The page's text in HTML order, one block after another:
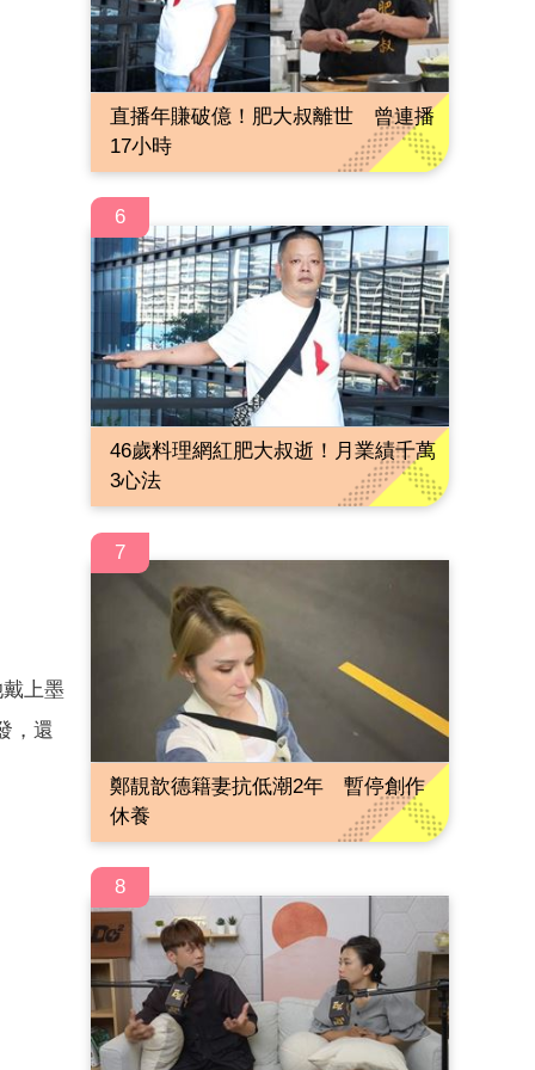
上墨
，還
直播年賺破億！肥大叔離世 曾連播
17小時
6
46歲料理網紅肥大叔逝！月業績千萬
3心法
7
鄭靚歆德籍妻抗低潮2年 暫停創作
休養
8